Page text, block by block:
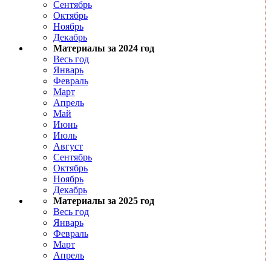
Сентябрь
Октябрь
Ноябрь
Декабрь
Материалы за 2024 год
Весь год
Январь
Февраль
Март
Апрель
Май
Июнь
Июль
Август
Сентябрь
Октябрь
Ноябрь
Декабрь
Материалы за 2025 год
Весь год
Январь
Февраль
Март
Апрель